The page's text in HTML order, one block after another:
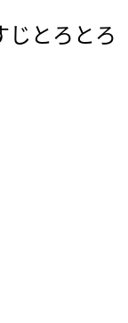
じとろとろ